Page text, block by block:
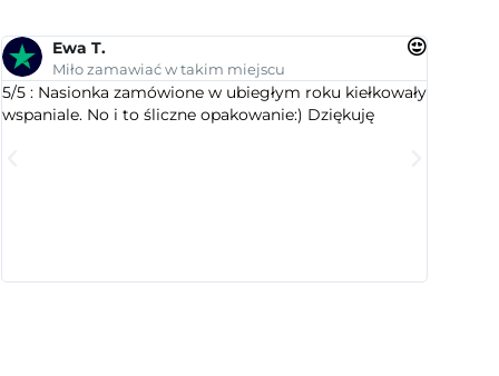
Ewa T.
Miło zamawiać w takim miejscu
5/5 : Nasionka zamówione w ubiegłym roku kiełkowały
wspaniale. No i to śliczne opakowanie:) Dziękuję